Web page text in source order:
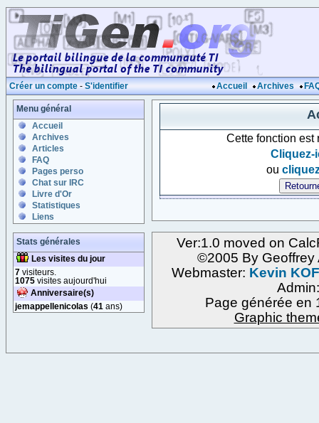
Créer un compte - S'identifier Accueil Archives
Menu général
Accueil
Archives
Articles
FAQ
Pages perso
Chat sur IRC
Livre d'Or
Statistiques
Liens
Stats générales
Les visites du jour
7 visiteurs.
1075 visites aujourd'hui
Anniversaire(s)
jemappellenicolas (41 ans)
Cette fonction est
Cliquez-
ou
Ver:1.0 moved on
©2005 By Geoffrey
Webmaster: Kevin
Page générée en
Graphic